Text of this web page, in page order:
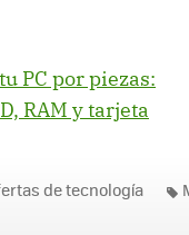
PC por piezas:
RAM y tarjeta
de tecnología